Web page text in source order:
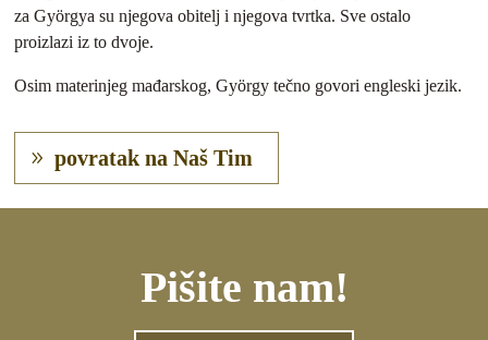
za Györgya su njegova obitelj i njegova tvrtka. Sve ostalo
proizlazi iz to dvoje.
Osim materinjeg mađarskog, György tečno govori engleski jezik.
povratak na Naš Tim
Pišite nam!